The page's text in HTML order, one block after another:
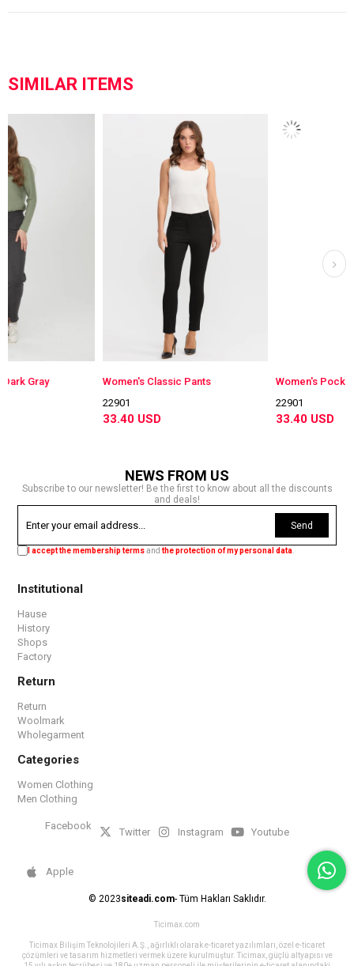
SIMILAR ITEMS
Women's Classic Pants
33.40 USD 33.40 USD
NEWS FROM US
Subscribe to our newsletter! Be the first to know about all the discounts
and deals!
Send
I accept the membership termsandthe protection of my personal data
Institutional
Hause
History
Shops
Factory
Return
Return
Woolmark
Wholegarment
Categories
Women Clothing
Men Clothing
Facebook Twitter Instagram Youtube
Apple
© 2023siteadi.com- Tüm Hakları Saklıdır.
Ticimax.com
Ticimax Bilişim Teknolojileri A.Ş., ağırlıklı olarak e-ticaret yazılımları, özel e-ticaret
çözümleri ve tasarım hizmetleri vermek üzere kurulmuştur. Ticimax, güçlü altyapısı ve